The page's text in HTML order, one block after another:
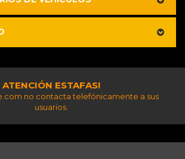
ATENCIÓN ESTAFAS!
no contacta telefónicamente a sus
usuarios.